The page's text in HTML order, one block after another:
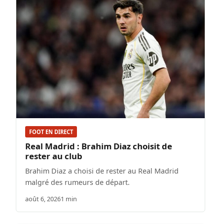
FOOT EN DIRECT
Real Madrid : Brahim Diaz choisit de
rester au club
Brahim Diaz a choisi de rester au Real Madrid
malgré des rumeurs de départ.
août 6, 20261 min